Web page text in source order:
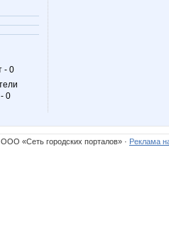
- 0
0
«Сеть городских порталов» · Реклама